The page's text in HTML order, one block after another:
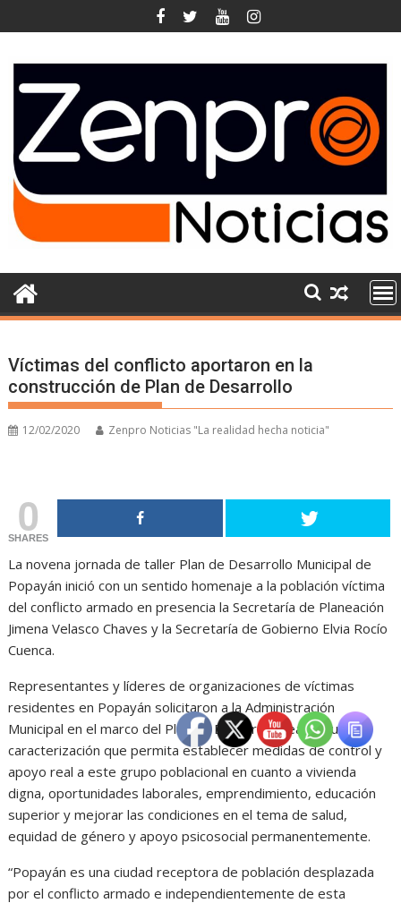
to
Víctimas del conflicto aportaron en la
construcción de Plan de Desarrollo
12/02/2020 Zenpro Noticias "La realidad hecha noticia"
0
SHARES
La novena jornada de taller Plan de Desarrollo Municipal de
Popayán inició con un sentido homenaje a la población víctima
del conflicto armado en presencia la Secretaría de Planeación
Jimena Velasco Chaves y la Secretaría de Gobierno Elvia Rocío
Cuenca.
Representantes y líderes de organizaciones de víctimas
residentes en Popayán solicitaron a la Administración
Municipal en el marco del Plan de Desarrollo realizar una
caracterización que permita establecer medidas de control y
apoyo real a este grupo poblacional en cuanto a vivienda
digna, oportunidades laborales, emprendimiento, educación
superior y mejorar las condiciones en el tema de salud,
equidad de género y apoyo psicosocial permanentemente.
“Popayán es una ciudad receptora de población desplazada
por el conflicto armado e independientemente de esta